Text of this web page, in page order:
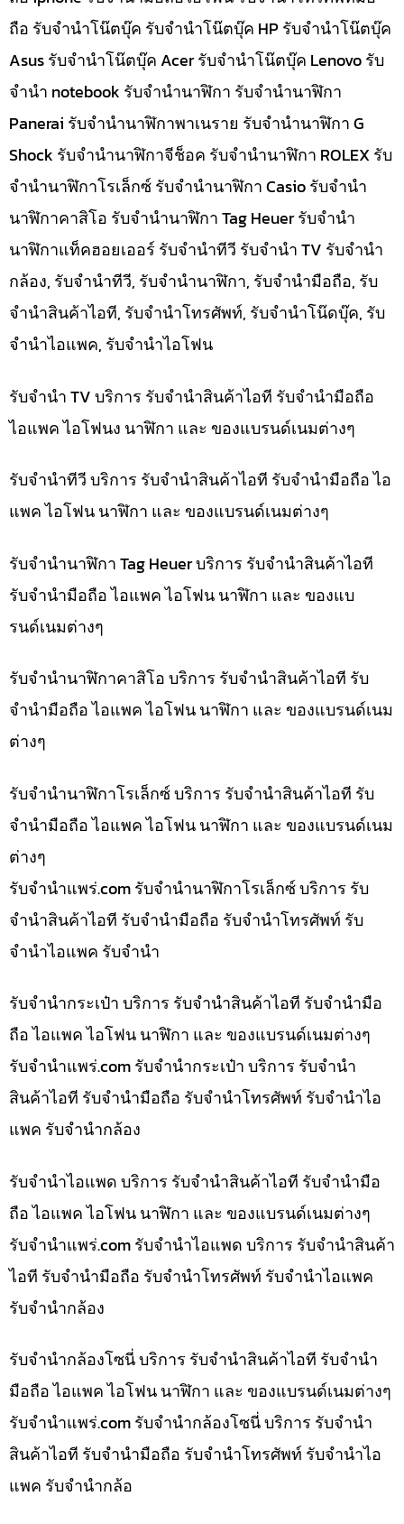
ถือ รับจำนำโน๊ตบุ๊ค รับจำนำโน๊ตบุ๊ค HP รับจำนำโน๊ตบุ๊ค
Asus รับจำนำโน๊ตบุ๊ค Acer รับจำนำโน๊ตบุ๊ค Lenovo รับ
จำนำ notebook รับจำนำนาฬิกา รับจำนำนาฬิกา
Panerai รับจำนำนาฬิกาพาเนราย รับจำนำนาฬิกา G
Shock รับจำนำนาฬิกาจีช็อค รับจำนำนาฬิกา ROLEX รับ
จำนำนาฬิกาโรเล็กซ์ รับจำนำนาฬิกา Casio รับจำนำ
นาฬิกาคาสิโอ รับจำนำนาฬิกา Tag Heuer รับจำนำ
นาฬิกาแท็คฮอยเออร์ รับจำนำทีวี รับจำนำ TV รับจำนำ
กล้อง, รับจำนำทีวี, รับจำนำนาฬิกา, รับจำนำมือถือ, รับ
จำนำสินค้าไอที, รับจำนำโทรศัพท์, รับจำนำโน๊ดบุ๊ค, รับ
จำนำไอแพค, รับจำนำไอโฟน
รับจำนำ TV บริการ รับจำนำสินค้าไอที รับจำนำมือถือ
ไอแพค ไอโฟนง นาฬิกา และ ของแบรนด์เนมต่างๆ
รับจำนำทีวี บริการ รับจำนำสินค้าไอที รับจำนำมือถือ ไอ
แพค ไอโฟน นาฬิกา และ ของแบรนด์เนมต่างๆ
รับจำนำนาฬิกา Tag Heuer บริการ รับจำนำสินค้าไอที
รับจำนำมือถือ ไอแพค ไอโฟน นาฬิกา และ ของแบ
รนด์เนมต่างๆ
รับจำนำนาฬิกาคาสิโอ บริการ รับจำนำสินค้าไอที รับ
จำนำมือถือ ไอแพค ไอโฟน นาฬิกา และ ของแบรนด์เนม
ต่างๆ
รับจำนำนาฬิกาโรเล็กซ์ บริการ รับจำนำสินค้าไอที รับ
จำนำมือถือ ไอแพค ไอโฟน นาฬิกา และ ของแบรนด์เนม
ต่างๆ
รับจํานําแพร่.com รับจำนำนาฬิกาโรเล็กซ์ บริการ รับ
จำนำสินค้าไอที รับจำนำมือถือ รับจำนำโทรศัพท์ รับ
จำนำไอแพค รับจำนำ
รับจำนำกระเป๋า บริการ รับจำนำสินค้าไอที รับจำนำมือ
ถือ ไอแพค ไอโฟน นาฬิกา และ ของแบรนด์เนมต่างๆ
รับจํานําแพร่.com รับจำนำกระเป๋า บริการ รับจำนำ
สินค้าไอที รับจำนำมือถือ รับจำนำโทรศัพท์ รับจำนำไอ
แพค รับจำนำกล้อง
รับจำนำไอแพด บริการ รับจำนำสินค้าไอที รับจำนำมือ
ถือ ไอแพค ไอโฟน นาฬิกา และ ของแบรนด์เนมต่างๆ
รับจํานําแพร่.com รับจำนำไอแพด บริการ รับจำนำสินค้า
ไอที รับจำนำมือถือ รับจำนำโทรศัพท์ รับจำนำไอแพค
รับจำนำกล้อง
รับจำนำกล้องโซนี่ บริการ รับจำนำสินค้าไอที รับจำนำ
มือถือ ไอแพค ไอโฟน นาฬิกา และ ของแบรนด์เนมต่างๆ
รับจํานําแพร่.com รับจำนำกล้องโซนี่ บริการ รับจำนำ
สินค้าไอที รับจำนำมือถือ รับจำนำโทรศัพท์ รับจำนำไอ
แพค รับจำนำกล้อ